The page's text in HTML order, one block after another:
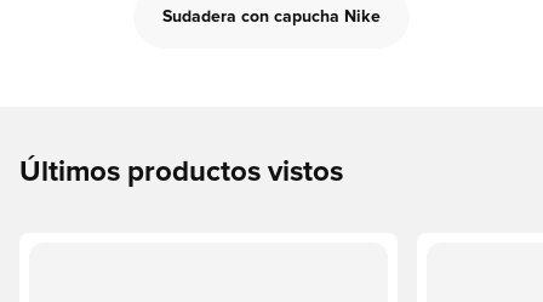
Sudadera con capucha Nike
Últimos productos vistos